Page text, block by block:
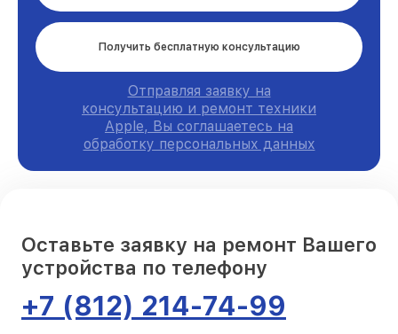
Получить бесплатную консультацию
Отправляя заявку на
консультацию и ремонт техники
Apple, Вы соглашаетесь на
обработку персональных данных
Оставьте заявку на ремонт Вашего
устройства по телефону
+7 (812) 214-74-99